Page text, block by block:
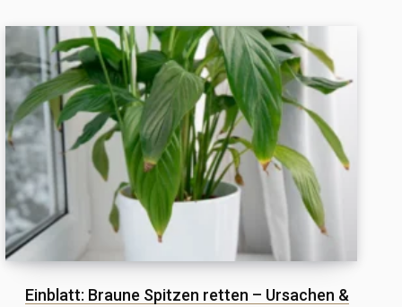
Einblatt: Braune Spitzen retten – Ursachen &